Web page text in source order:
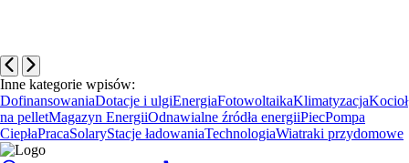
Inne kategorie wpisów:
DofinansowaniaDotacje i ulgiEnergiaFotowoltaikaKlimatyzacjaKocioł
na pelletMagazyn EnergiiOdnawialne źródła energiiPiecPompa
CiepłaPracaSolaryStacje ładowaniaTechnologiaWiatraki przydomowe